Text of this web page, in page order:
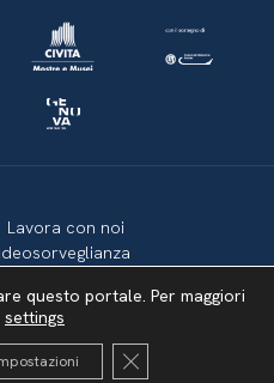
Lavora con noi
questo portale. Per maggiori
settings
Close GDPR